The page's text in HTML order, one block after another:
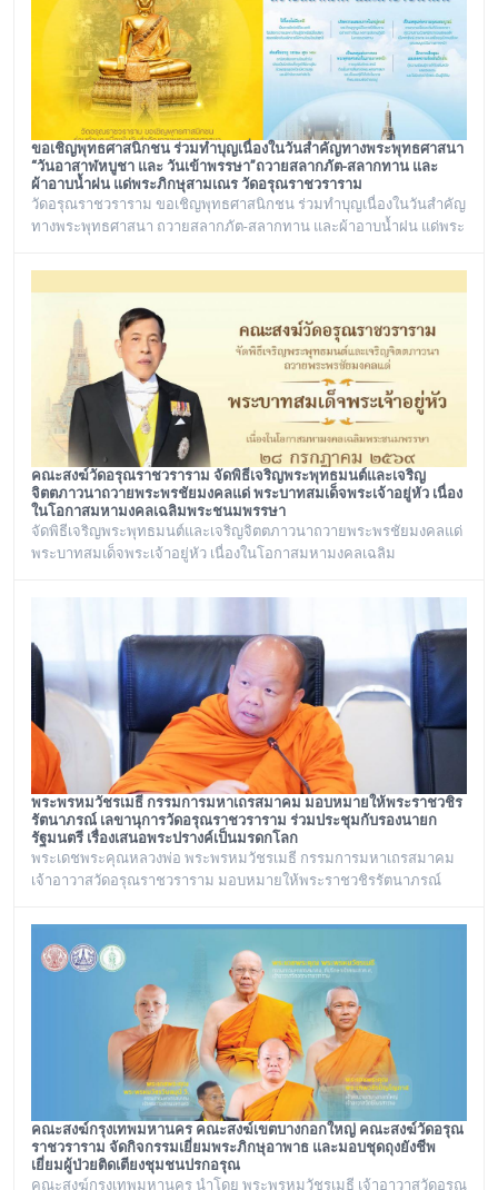
บางกอกใหญ่ และเยี่ยม/มอบถุงยัง
ขอเชิญพุทธศาสนิกชน ร่วมทำบุญเนื่องในวันสำคัญทางพระพุทธศาสนา
“วันอาสาฬหบูชา และ วันเข้าพรรษา”ถวายสลากภัต-สลากทาน และ
ผ้าอาบน้ำฝน แด่พระภิกษุสามเณร วัดอรุณราชวราราม
วัดอรุณราชวราราม ขอเชิญพุทธศาสนิกชน ร่วมทำบุญเนื่องในวันสำคัญ
ทางพระพุทธศาสนา ถวายสลากภัต-สลากทาน และผ้าอาบน้ำฝน แด่พระ
พ.ศ. ๒๕๖๙ เวลา ๑๒.๐๐ น. ณ พระวิหาร วัดอรุณราชวราราม
กรุงเทพมหานคร
คณะสงฆ์วัดอรุณราชวราราม จัดพิธีเจริญพระพุทธมนต์และเจริญ
จิตตภาวนาถวายพระพรชัยมงคลแด่ พระบาทสมเด็จพระเจ้าอยู่หัว เนื่อง
ในโอกาสมหามงคลเฉลิมพระชนมพรรษา
จัดพิธีเจริญพระพุทธมนต์และเจริญจิตตภาวนาถวายพระพรชัยมงคลแด่
พระบาทสมเด็จพระเจ้าอยู่หัว เนื่องในโอกาสมหามงคลเฉลิม
ราชวราราม กรุงเทพเทพมหานครในวันอังคาร ที่ ๒๘ กรกฎาคม ๒๕๖๙
พระพรหมวัชรเมธี กรรมการมหาเถรสมาคม มอบหมายให้พระราชวชิร
รัตนาภรณ์ เลขานุการวัดอรุณราชวราราม ร่วมประชุมกับรองนายก
รัฐมนตรี เรื่องเสนอพระปรางค์เป็นมรดกโลก
พระเดชพระคุณหลวงพ่อ พระพรหมวัชรเมธี กรรมการมหาเถรสมาคม
เจ้าอาวาสวัดอรุณราชวราราม มอบหมายให้พระราชวชิรรัตนาภรณ์
รัฐมนตรี เรื่องเสนอพระปรางค์เป็นมรดกโลก ณ ทำเนียบรัฐบาล
คณะสงฆ์กรุงเทพมหานคร คณะสงฆ์เขตบางกอกใหญ่ คณะสงฆ์วัดอรุณ
ราชวราราม จัดกิจกรรมเยี่ยมพระภิกษุอาพาธ และมอบชุดถุงยังชีพ
เยี่ยมผู้ป่วยติดเตียงชุมชนปรกอรุณ
คณะสงฆ์กรุงเทพมหานคร นำโดย พระพรหมวัชรเมธี เจ้าอาวาสวัดอรุณ